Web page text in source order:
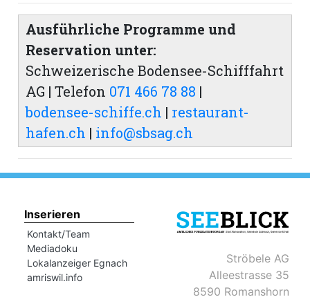
Ausführliche Programme und
Reservation unter:
Schweizerische Bodensee-Schifffahrt
AG | Telefon 071 466 78 88 |
bodensee-schiffe.ch | restaurant-
hafen.ch | info@sbsag.ch
Inserieren
Kontakt/Team
Mediadoku
Lokalanzeiger Egnach
amriswil.info
Ströbele AG
Alleestrasse 35
8590 Romanshorn